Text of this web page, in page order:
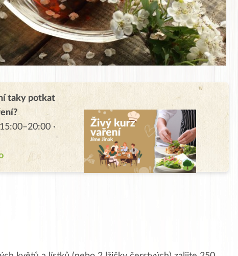
taky potkat
·